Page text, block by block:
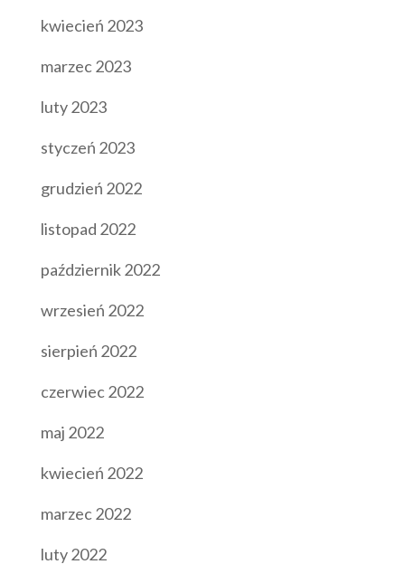
kwiecień 2023
marzec 2023
luty 2023
styczeń 2023
grudzień 2022
listopad 2022
październik 2022
wrzesień 2022
sierpień 2022
czerwiec 2022
maj 2022
kwiecień 2022
marzec 2022
luty 2022